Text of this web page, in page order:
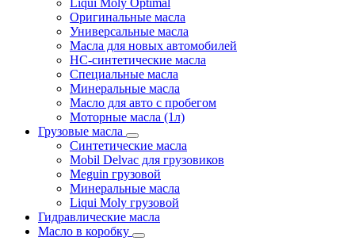
Liqui Moly Optimal
Оригинальные масла
Универсальные масла
Масла для новых автомобилей
HC-синтетические масла
Специальные масла
Минеральные масла
Масло для авто с пробегом
Моторные масла (1л)
Грузовые масла
Синтетические масла
Mobil Delvac для грузовиков
Meguin грузовой
Минеральные масла
Liqui Moly грузовой
Гидравлические масла
Масло в коробку